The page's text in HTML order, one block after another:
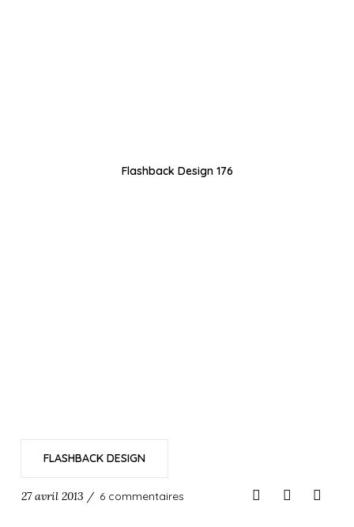
Flashback Design 176
FLASHBACK DESIGN
27 avril 2013 / 6 commentaires